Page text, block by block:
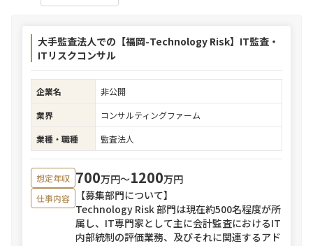
大手監査法人での【福岡-Technology Risk】IT監査・
ITリスクコンサル
企業名
非公開
業界
コンサルティングファーム
業種・職種
監査法人
想定年収 700万円〜1200万円
仕事内容
【募集部門について】
Technology Risk 部門は現在約500名程度が所
属し、IT専門家として主に会計監査におけるIT
内部統制の評価業務、及びそれに関連するアド